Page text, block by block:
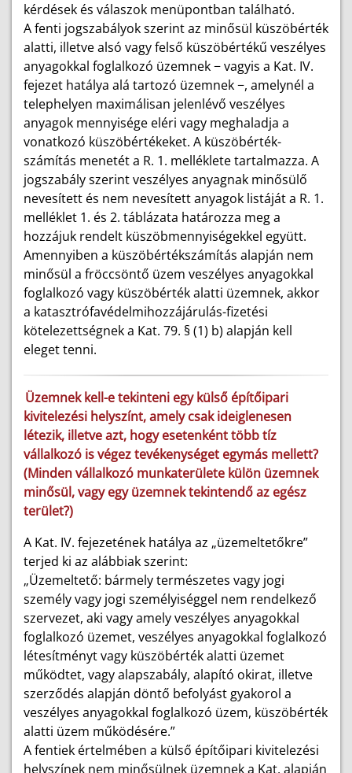
kérdések és válaszok menüpontban található.
A fenti jogszabályok szerint az minősül küszöbérték
alatti, illetve alsó vagy felső küszöbértékű veszélyes
anyagokkal foglalkozó üzemnek − vagyis a Kat. IV.
fejezet hatálya alá tartozó üzemnek −, amelynél a
telephelyen maximálisan jelenlévő veszélyes
anyagok mennyisége eléri vagy meghaladja a
vonatkozó küszöbértékeket. A küszöbérték-
számítás menetét a R. 1. melléklete tartalmazza. A
jogszabály szerint veszélyes anyagnak minősülő
nevesített és nem nevesített anyagok listáját a R. 1.
melléklet 1. és 2. táblázata határozza meg a
hozzájuk rendelt küszöbmennyiségekkel együtt.
Amennyiben a küszöbértékszámítás alapján nem
minősül a fröccsöntő üzem veszélyes anyagokkal
foglalkozó vagy küszöbérték alatti üzemnek, akkor
a katasztrófavédelmihozzájárulás-fizetési
kötelezettségnek a Kat. 79. § (1) b) alapján kell
eleget tenni.
Üzemnek kell-e tekinteni egy külső építőipari
kivitelezési helyszínt, amely csak ideiglenesen
létezik, illetve azt, hogy esetenként több tíz
vállalkozó is végez tevékenységet egymás mellett?
(Minden vállalkozó munkaterülete külön üzemnek
minősül, vagy egy üzemnek tekintendő az egész
terület?)
A Kat. IV. fejezetének hatálya az „üzemeltetőkre”
terjed ki az alábbiak szerint:
„Üzemeltető: bármely természetes vagy jogi
személy vagy jogi személyiséggel nem rendelkező
szervezet, aki vagy amely veszélyes anyagokkal
foglalkozó üzemet, veszélyes anyagokkal foglalkozó
létesítményt vagy küszöbérték alatti üzemet
működtet, vagy alapszabály, alapító okirat, illetve
szerződés alapján döntő befolyást gyakorol a
veszélyes anyagokkal foglalkozó üzem, küszöbérték
alatti üzem működésére.”
A fentiek értelmében a külső építőipari kivitelezési
helyszínek nem minősülnek üzemnek a Kat. alapján